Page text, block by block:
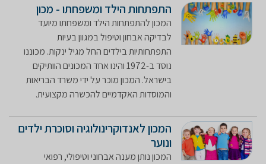
התפתחות הילד ומשפחתו - מכון
המכון להתפתחות הילד ומשפחתו מיועד
לבדיקה אבחון וטיפול במגוון בעיות
התפתחותיות בילדים החל מגיל ינקות. מכוננו
נוסד ב-1972 והינו אחד המכונים הוותיקים
בישראל. המכון מוכר על ידי משרד הבריאות
והמוסדות האקדמיים להכשרה מקצועית.
המכון לאנדוקרינולוגיה וסוכרת ילדים
ונוער
המכון נותן מענה אבחוני וטיפולי, רפואי